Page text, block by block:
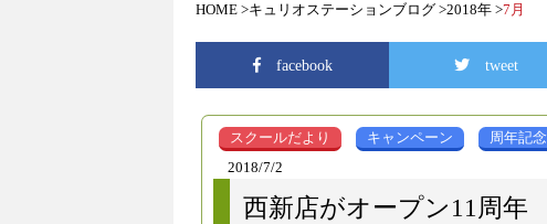
HOME キュリオステーションブログ 2018年 7月
facebook tweet
スクールだより キャンペーン 周年記念
2018/7/2
西新店がオープン11周年